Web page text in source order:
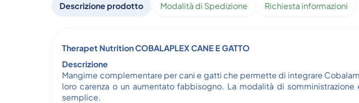
Descrizione prodotto Modalità di Spedizione Richiesta informazioni
Therapet Nutrition COBALAPLEX CANE E GATTO
Descrizione
Mangime complementare per cani e gatti che permette di integrare
loro carenza o un aumentato fabbisogno. La modalità di
semplice.